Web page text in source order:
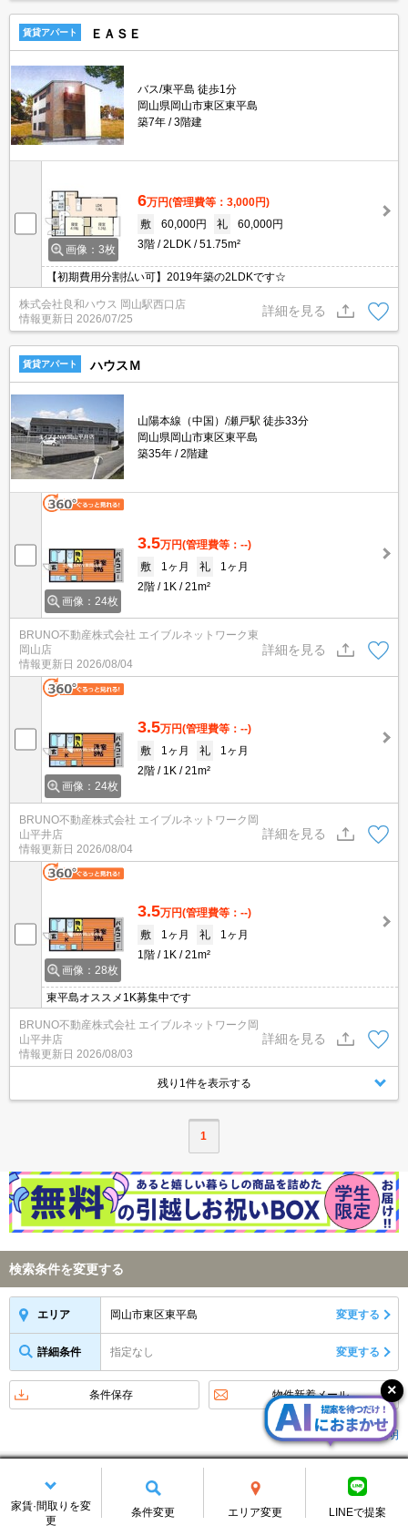
賃貸アパート ＥＡＳＥ
バス/東平島 徒歩1分
岡山県岡山市東区東平島
築7年
3階建
画像：3枚
6万円(管理費等：3,000円)
敷
60,000円 礼
60,000円
3階
2LDK 51.75m²
【初期費用分割払い可】2019年築の2LDKです☆
株式会社良和ハウス 岡山駅西口店
情報更新日 2026/07/25
詳細を見る
賃貸アパート ハウスＭ
山陽本線（中国）/瀬戸駅 徒歩33分
岡山県岡山市東区東平島
築35年
2階建
画像：24枚
3.5万円(管理費等：--)
敷
1ヶ月 礼
1ヶ月
2階
1K 21m²
BRUNO不動産株式会社 エイブルネットワーク東
岡山店
情報更新日 2026/08/04
詳細を見る
画像：24枚
3.5万円(管理費等：--)
敷
1ヶ月 礼
1ヶ月
2階
1K 21m²
BRUNO不動産株式会社 エイブルネットワーク岡
山平井店
情報更新日 2026/08/04
詳細を見る
画像：28枚
3.5万円(管理費等：--)
敷
1ヶ月 礼
1ヶ月
1階
1K 21m²
東平島オススメ1K募集中です
BRUNO不動産株式会社 エイブルネットワーク岡
山平井店
情報更新日 2026/08/03
詳細を見る
残り1件を表示する
1
家賃·間取りを変
更
条件変更 エリア変更 LINEで提案
検索条件を変更する
エリア 岡山市東区東平島 変更する
詳細条件 指定なし 変更する
条件保存 物件新着メール
アイコンの説明
新着お知らせをメールで受け取る